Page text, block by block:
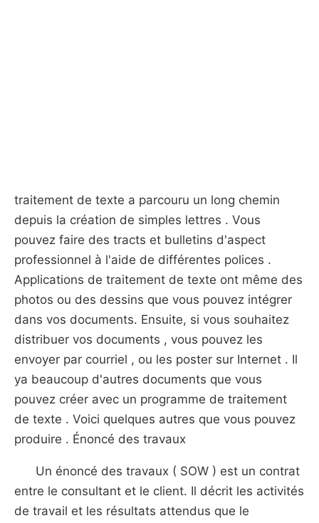
traitement de texte a parcouru un long chemin
depuis la création de simples lettres . Vous
pouvez faire des tracts et bulletins d'aspect
professionnel à l'aide de différentes polices .
Applications de traitement de texte ont même des
photos ou des dessins que vous pouvez intégrer
dans vos documents. Ensuite, si vous souhaitez
distribuer vos documents , vous pouvez les
envoyer par courriel , ou les poster sur Internet . Il
ya beaucoup d'autres documents que vous
pouvez créer avec un programme de traitement
de texte . Voici quelques autres que vous pouvez
produire . Énoncé des travaux
Un énoncé des travaux ( SOW ) est un contrat
entre le consultant et le client. Il décrit les activités
de travail et les résultats attendus que le